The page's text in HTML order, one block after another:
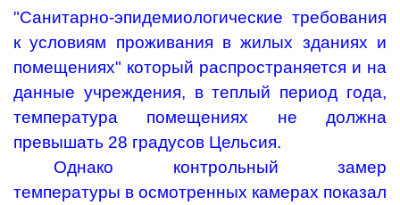
"Санитарно-эпидемиологические требования
к условиям проживания в жилых зданиях и
помещениях" который распространяется и на
данные учреждения, в теплый период года,
температура помещениях не должна
превышать 28 градусов Цельсия.
Однако контрольный замер
температуры в осмотренных камерах показал